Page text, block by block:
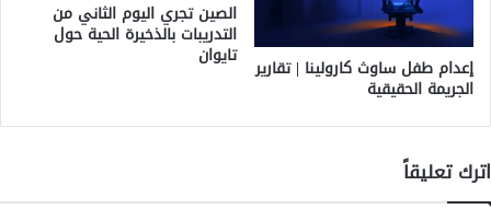
إعدام طفل ساوث كارولينا | تقارير
الجريمة الحقيقية
الصين تجري اليوم الثاني من
التدريبات بالذخيرة الحية حول
تايوان
اترك تعليقاً